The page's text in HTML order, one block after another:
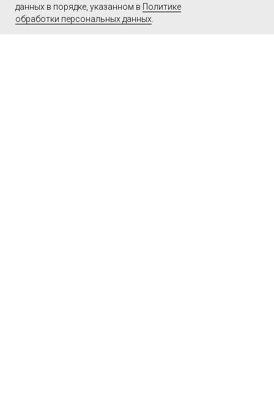
данных в порядке, указанном в Политике
обработки персональных данных